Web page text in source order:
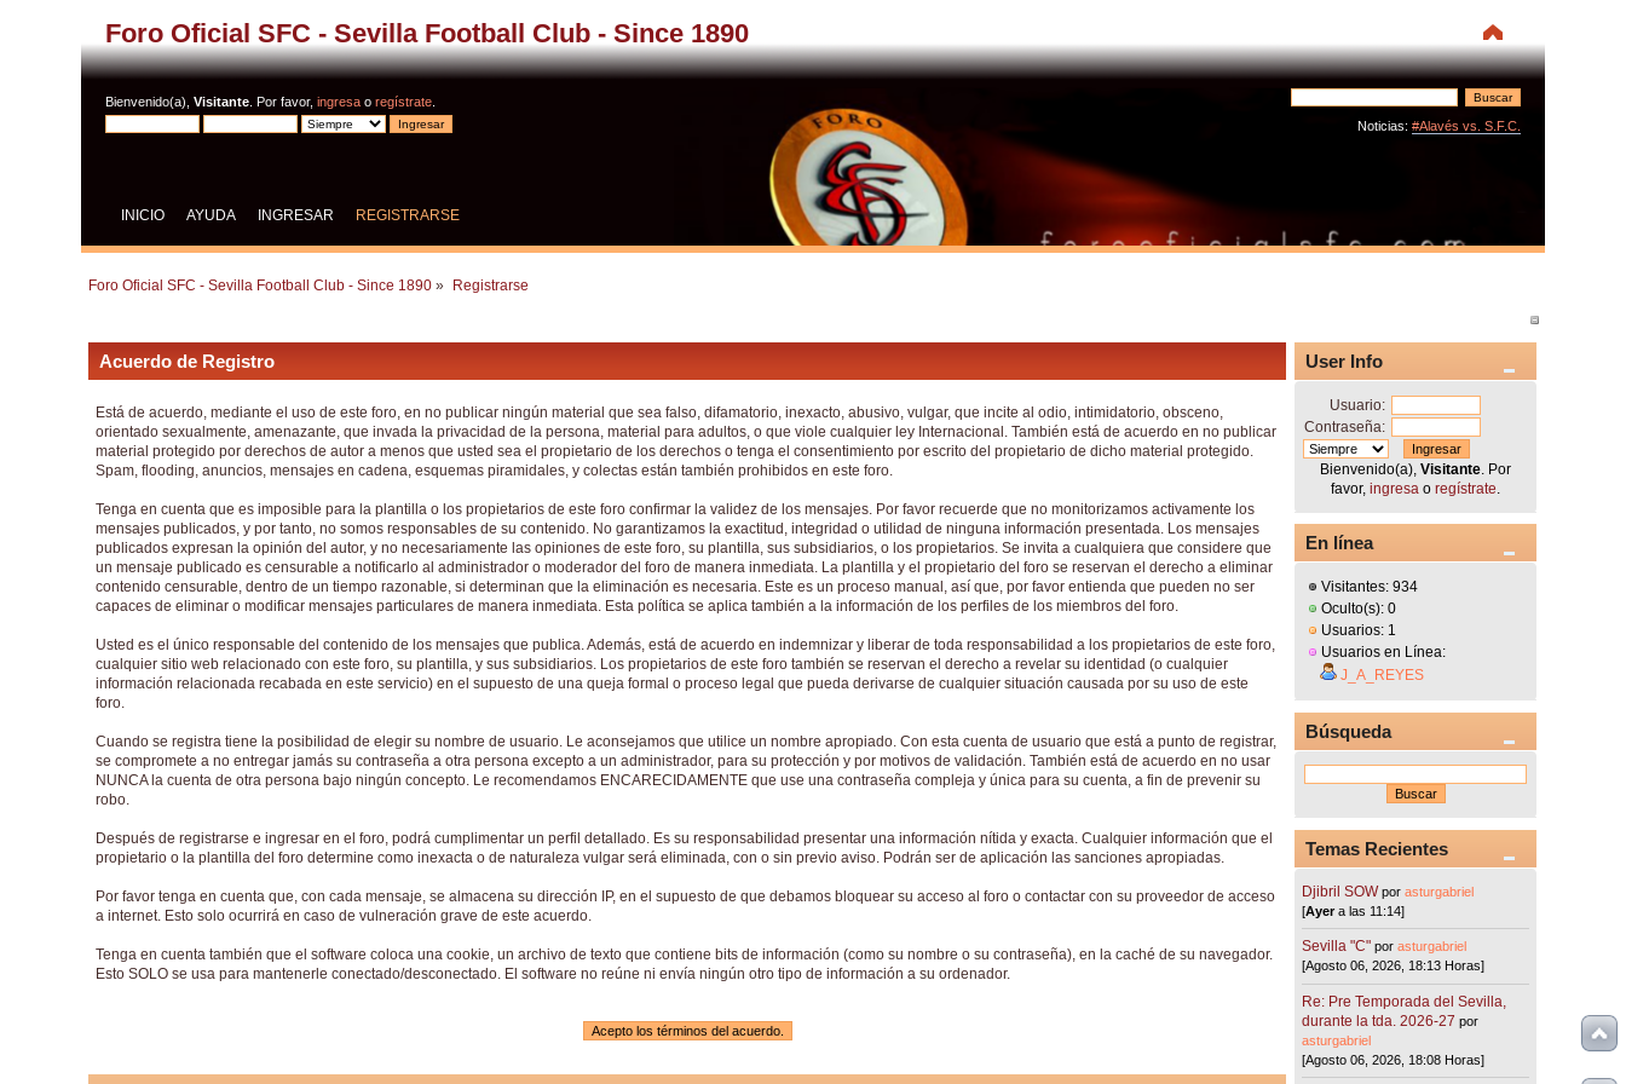
Foro Oficial SFC - Sevilla Football Club - Since 1890
Bienvenido(a),Visitante . Por favor,ingresa oregístrate
Noticias: #Alavés vs. S.F.C.
INICIO AYUDA INGRESAR REGISTRARSE
Foro Oficial SFC - Sevilla Football Club - Since 1890 » Registrarse
Acuerdo de Registro
Está de acuerdo, mediante el uso de este foro, en no publicar ningún material que sea falso, difamatorio, inexacto, abusivo, vulgar, que incite al odio, intimidatorio, obsceno,
orientado sexualmente, amenazante, que invada la privacidad de la persona, material para adultos, o que viole cualquier ley Internacional. También está de acuerdo en no publicar
material protegido por derechos de autor a menos que usted sea el propietario de los derechos o tenga el consentimiento por escrito del propietario de dicho material protegido.
Spam, flooding, anuncios, mensajes en cadena, esquemas piramidales, y colectas están también prohibidos en este foro.
Tenga en cuenta que es imposible para la plantilla o los propietarios de este foro confirmar la validez de los mensajes. Por favor recuerde que no monitorizamos activamente los
mensajes publicados, y por tanto, no somos responsables de su contenido. No garantizamos la exactitud, integridad o utilidad de ninguna información presentada. Los mensajes
publicados expresan la opinión del autor, y no necesariamente las opiniones de este foro, su plantilla, sus subsidiarios, o los propietarios. Se invita a cualquiera que considere que
un mensaje publicado es censurable a notificarlo al administrador o moderador del foro de manera inmediata. La plantilla y el propietario del foro se reservan el derecho a eliminar
contenido censurable, dentro de un tiempo razonable, si determinan que la eliminación es necesaria. Este es un proceso manual, así que, por favor entienda que pueden no ser
capaces de eliminar o modificar mensajes particulares de manera inmediata. Esta política se aplica también a la información de los perfiles de los miembros del foro.
Usted es el único responsable del contenido de los mensajes que publica. Además, está de acuerdo en indemnizar y liberar de toda responsabilidad a los propietarios de este foro,
cualquier sitio web relacionado con este foro, su plantilla, y sus subsidiarios. Los propietarios de este foro también se reservan el derecho a revelar su identidad (o cualquier
información relacionada recabada en este servicio) en el supuesto de una queja formal o proceso legal que pueda derivarse de cualquier situación causada por su uso de este
foro.
Cuando se registra tiene la posibilidad de elegir su nombre de usuario. Le aconsejamos que utilice un nombre apropiado. Con esta cuenta de usuario que está a punto de registrar,
se compromete a no entregar jamás su contraseña a otra persona excepto a un administrador, para su protección y por motivos de validación. También está de acuerdo en no usar
NUNCA la cuenta de otra persona bajo ningún concepto. Le recomendamos ENCARECIDAMENTE que use una contraseña compleja y única para su cuenta, a fin de prevenir su
robo.
Después de registrarse e ingresar en el foro, podrá cumplimentar un perfil detallado. Es su responsabilidad presentar una información nítida y exacta. Cualquier información que el
propietario o la plantilla del foro determine como inexacta o de naturaleza vulgar será eliminada, con o sin previo aviso. Podrán ser de aplicación las sanciones apropiadas.
Por favor tenga en cuenta que, con cada mensaje, se almacena su dirección IP, en el supuesto de que debamos bloquear su acceso al foro o contactar con su proveedor de acceso
a internet. Esto solo ocurrirá en caso de vulneración grave de este acuerdo.
Tenga en cuenta también que el software coloca una cookie, un archivo de texto que contiene bits de información (como su nombre o su contraseña), en la caché de su navegador.
Esto SOLO se usa para mantenerle conectado/desconectado. El software no reúne ni envía ningún otro tipo de información a su ordenador.
User Info
Usuario:
Contraseña:
Bienvenido(a),Visitante . Por
favor,ingresa oregístrate
En línea
Visitantes: 934
Oculto(s): 0
Usuarios: 1
Usuarios en Línea:
J_A_REYES
Búsqueda
Temas Recientes
Djibril SOW porasturgabriel
[Ayera las 11:14]
Sevilla "C"porasturgabriel
[Agosto 06, 2026, 18:13 Horas]
Re: Pre Temporada del Sevilla,
durante la tda. 2026-27 por
asturgabriel
[Agosto 06, 2026, 18:08 Horas]